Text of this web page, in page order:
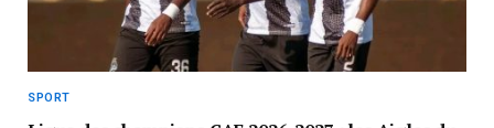
SPORT